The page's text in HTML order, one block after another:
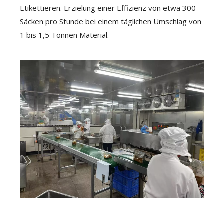
Etikettieren. Erzielung einer Effizienz von etwa 300
Säcken pro Stunde bei einem täglichen Umschlag von
1 bis 1,5 Tonnen Material.